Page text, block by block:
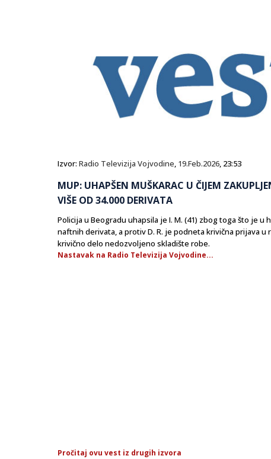
Izvor: Radio Televizija Vojvodine, 19.Feb.2026, 23:53
MUP: UHAPŠEN MUŠKARAC U ČIJEM
VIŠE OD 34.000 DERIVATA
Policija u Beogradu uhapsila je I. M. (41) zbog toga što je
naftnih derivata, a protiv D. R. je podneta krivična prijava
krivično delo nedozvoljeno skladište robe.
Nastavak na Radio Televizija Vojvodine...
Pročitaj ovu vest iz drugih izvora